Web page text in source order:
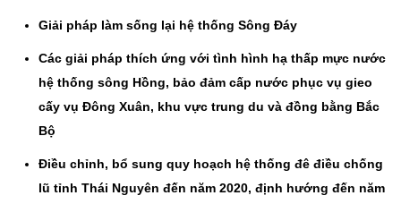
Giải pháp làm sống lại hệ thống Sông Đáy
Các giải pháp thích ứng với tình hình hạ thấp mực nước
hệ thống sông Hồng, bảo đảm cấp nước phục vụ gieo
cấy vụ Đông Xuân, khu vực trung du và đồng bằng Bắc
Bộ
Điều chỉnh, bổ sung quy hoạch hệ thống đê điều chống
lũ tỉnh Thái Nguyên đến năm 2020, định hướng đến năm